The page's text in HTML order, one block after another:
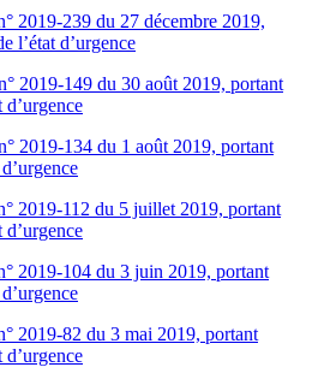
2019-239 du 27 décembre 2019,
l’état d’urgence
2019-149 du 30 août 2019, portant
d’urgence
2019-134 du 1 août 2019, portant
2019-112 du 5 juillet 2019, portant
d’urgence
2019-104 du 3 juin 2019, portant
2019-82 du 3 mai 2019, portant
d’urgence